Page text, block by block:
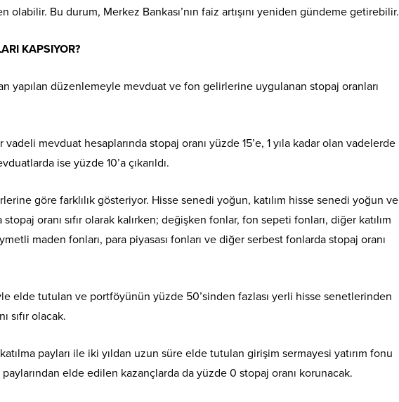
Bu durum, Merkez Bankası’nın faiz artışını yeniden gündeme getirebilir.
KAPSIYOR?
yapılan düzenlemeyle mevduat ve fon gelirlerine uygulanan stopaj oranları
mevduat hesaplarında stopaj oranı yüzde 15’e, 1 yıla kadar olan vadelerde
ise yüzde 10’a çıkarıldı.
göre farklılık gösteriyor. Hisse senedi yoğun, katılım hisse senedi yoğun ve
oranı sıfır olarak kalırken; değişken fonlar, fon sepeti fonları, diğer katılım
maden fonları, para piyasası fonları ve diğer serbest fonlarda stopaj oranı
elde tutulan ve portföyünün yüzde 50’sinden fazlası yerli hisse senetlerinden
sıfır olacak.
payları ile iki yıldan uzun süre elde tutulan girişim sermayesi yatırım fonu
elde edilen kazançlarda da yüzde 0 stopaj oranı korunacak.